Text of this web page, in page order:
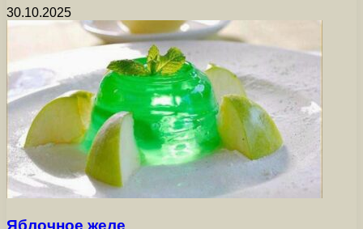
30.10.2025
Яблочное желе